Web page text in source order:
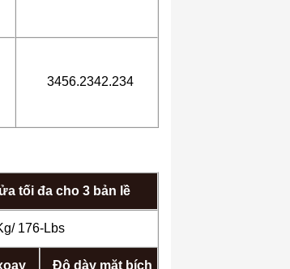
3456.2342.234
tối đa cho 3 bản lề
176-Lbs
Độ dày mặt bích